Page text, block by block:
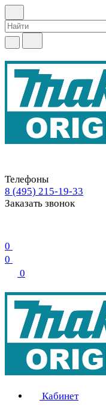
Телефоны
8 (495) 215-19-33
Заказать звонок
0
0
0
Кабинет